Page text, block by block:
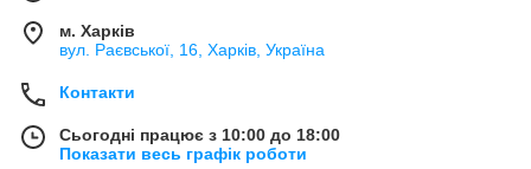
м. Харків
вул. Раєвської, 16, Харків, Україна
Контакти
Сьогодні працює з 10:00 до 18:00
Показати весь графік роботи